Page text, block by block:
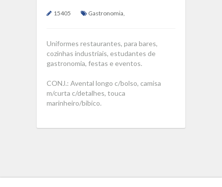
15405 Gastronomia
Uniformes restaurantes, para bares,
cozinhas industriais, estudantes de
gastronomia, festas e eventos.
CONJ.: Avental longo c/bolso, camisa
m/curta c/detalhes, touca
marinheiro/bibico.